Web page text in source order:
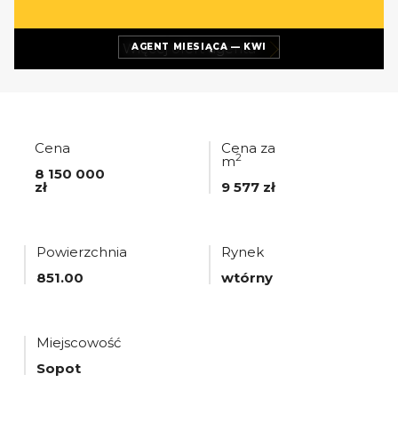
AGENT MIESIĄCA — KWI
Więcej ofertagenta
Cena
8 150 000
zł
Cena za
m2
9 577 zł
Powierzchnia
851.00
Rynek
wtórny
Miejscowość
Sopot